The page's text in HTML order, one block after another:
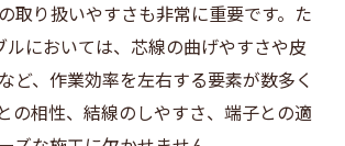
取り扱いやすさも非常に重要です。た
ルにおいては、芯線の曲げやすさや皮
ど、作業効率を左右する要素が数多く
の相性、結線のしやすさ、端子との適